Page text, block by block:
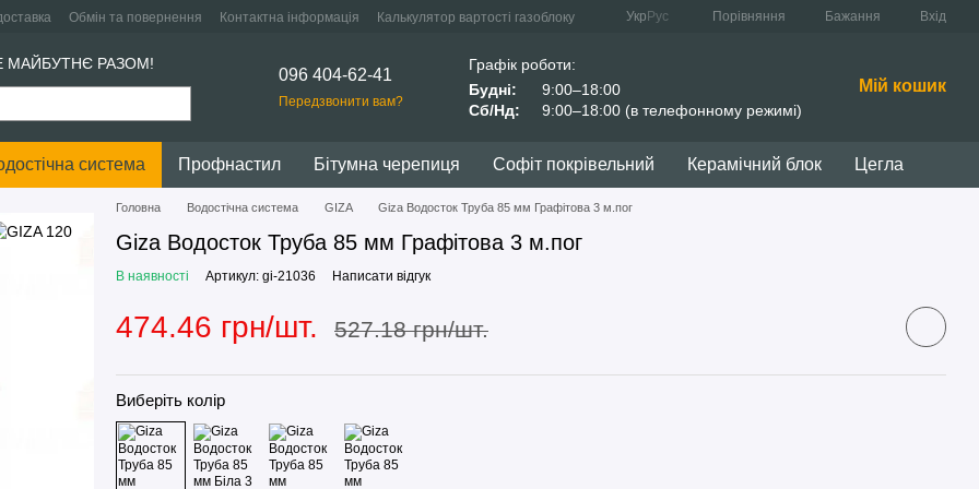
Обмін та повернення Контактна інформація
Калькулятор вартості газоблоку
Укр Рус Порівняння Бажання Вхід
МАЙБУТНЄ РАЗОМ!
096 404-62-41
Передзвонити вам?
Графік роботи:
Будні:
9:00–18:00
Сб/Нд:
9:00–18:00 (в телефонному режимі)
Мій кошик
система Профнастил Бітумна черепиця Софіт покрівельний Керамічний блок Цегла
Головна Водостічна система GIZA Giza Водосток Труба 85 мм Графітова 3 м.пог
Giza Водосток Труба 85 мм Графітова 3 м.пог
В наявності Артикул: gi-21036 Написати відгук
474.46 грн/шт. 527.18 грн/шт.
Виберіть колір